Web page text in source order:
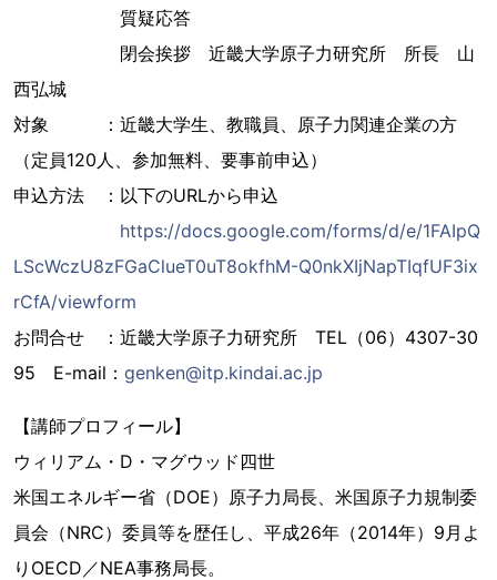
質疑応答
閉会挨拶 近畿大学原子力研究所 所長 山
西弘城
対象 ：近畿大学生、教職員、原子力関連企業の方
（定員120人、参加無料、要事前申込）
申込方法 ：以下のURLから申込
https://docs.google.com/forms/d/e/1FAIpQ
LScWczU8zFGaClueT0uT8okfhM-Q0nkXIjNapTIqfUF3ix
rCfA/viewform
お問合せ ：近畿大学原子力研究所 TEL（06）4307-30
95 E-mail： genken@itp.kindai.ac.jp
【講師プロフィール】
ウィリアム・D・マグウッド四世
米国エネルギー省（DOE）原子力局長、米国原子力規制委
員会（NRC）委員等を歴任し、平成26年（2014年）9月よ
りOECD／NEA事務局長。